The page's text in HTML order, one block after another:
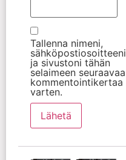
Tallenna nimeni,
sähköpostiosoitteeni
ja sivustoni tähän
selaimeen seuraavaa
kommentointikertaa
varten.